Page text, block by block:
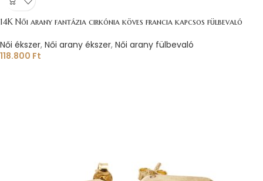
14K Női arany fantázia cirkónia köves francia kapcsos fülbevaló
Női ékszer, Női arany ékszer, Női arany fülbevaló
118.800 Ft